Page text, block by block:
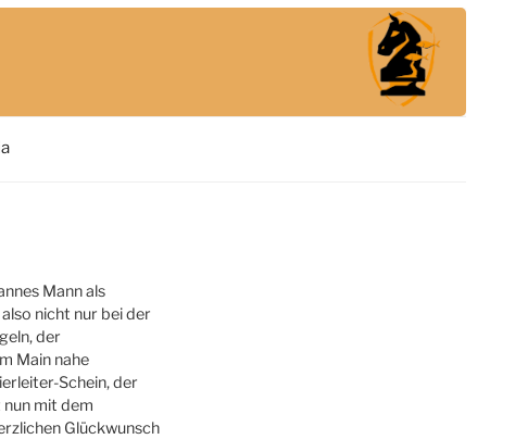
Mann als
nicht nur bei der
der
Main nahe
Schein, der
nun mit dem
Glückwunsch